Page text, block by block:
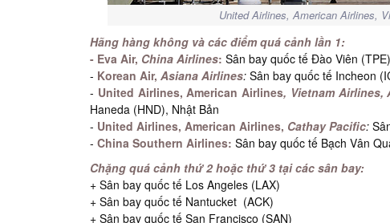
United Airlines, American Airlines,
Hãng hàng không và các điểm quá cảnh lần 1:
- Eva Air, China Airlines: Sân bay quốc tế Đào Viên
- Korean Air, Asiana Airlines: Sân bay quốc tế Incheon
- United Airlines, American Airlines, Vietnam Airlines,
Haneda (HND), Nhật Bản
- United Airlines, American Airlines, Cathay Pacific:
- China Southern Airlines: Sân bay quốc tế Bạch Vân
Chặng quá cảnh thứ 2 hoặc thứ 3 tại các sân bay:
+ Sân bay quốc tế Los Angeles (LAX)
+ Sân bay quốc tế Nantucket (ACK)
+ Sân bay quốc tế San Francisco (SAN)